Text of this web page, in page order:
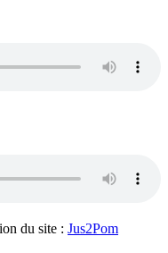
du site : Jus2Pom